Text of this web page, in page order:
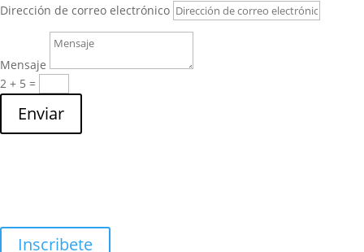
Dirección de correo electrónico
Mensaje
2 + 5 =
Enviar
Inscribete